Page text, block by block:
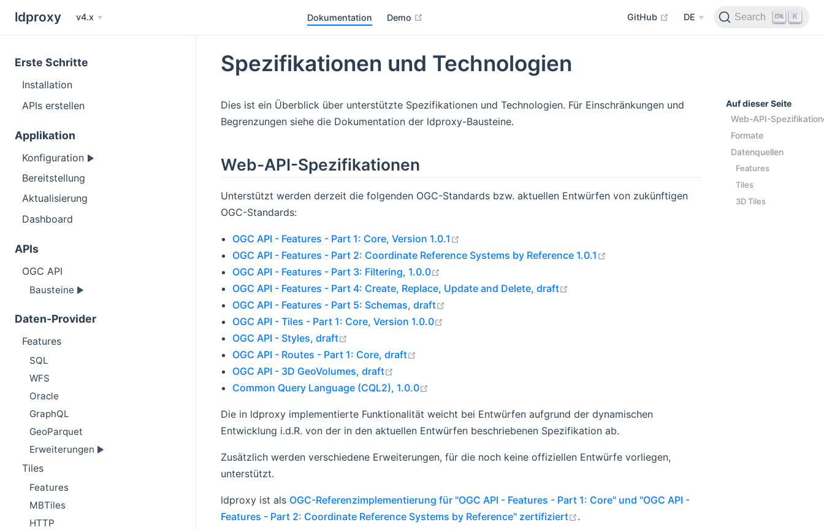
ldproxy v4.x Dokumentation Demo GitHub open in new window
DE Search K
Erste Schritte
Installation
APIs erstellen
Applikation
Konfiguration
Bereitstellung
Aktualisierung
Dashboard
APIs
OGC API
Bausteine
Daten-Provider
Features
SQL
WFS
Oracle
GraphQL
GeoParquet
Erweiterungen
Tiles
Features
MBTiles
HTTP
Auf dieser Seite
Web-API-
Formate
Datenquellen
Features
Tiles
3D Tiles
Spezifikationen und Technologien
Dies ist ein Überblick über unterstützte Spezifikationen und Technologien. Für Einschränkungen und
Begrenzungen siehe die Dokumentation der ldproxy-Bausteine.
Web-API-Spezifikationen
Unterstützt werden derzeit die folgenden OGC-Standards bzw. aktuellen Entwürfen von zukünftigen
OGC-Standards:
OGC API - Features - Part 1: Core, Version 1.0.1
OGC API - Features - Part 2: Coordinate Reference Systems by Reference 1.0.1
OGC API - Features - Part 3: Filtering, 1.0.0
OGC API - Features - Part 4: Create, Replace, Update and Delete, draft
OGC API - Features - Part 5: Schemas, draft
OGC API - Tiles - Part 1: Core, Version 1.0.0
OGC API - Styles, draft
OGC API - Routes - Part 1: Core, draft
OGC API - 3D GeoVolumes, draft
Common Query Language (CQL2), 1.0.0
Die in ldproxy implementierte Funktionalität weicht bei Entwürfen aufgrund der dynamischen
Entwicklung i.d.R. von der in den aktuellen Entwürfen beschriebenen Spezifikation ab.
Zusätzlich werden verschiedene Erweiterungen, für die noch keine offiziellen Entwürfe vorliegen,
unterstützt.
ldproxy ist als OGC-Referenzimplementierung für "OGC API - Features - Part 1: Core" und "OGC API -
Features - Part 2: Coordinate Reference Systems by Reference" zertifiziert
open in new window
.